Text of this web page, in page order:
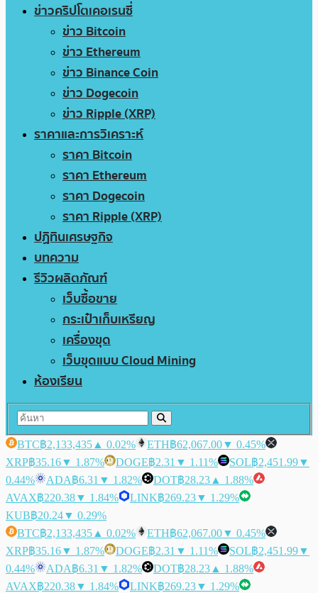
ข่าวคริปโตเคอเรนซี่
ข่าว Bitcoin
ข่าว Ethereum
ข่าว Binance Coin
ข่าว Dogecoin
ข่าว Ripple (XRP)
ราคาและการวิเคราะห์
ราคา Bitcoin
ราคา Ethereum
ราคา Dogecoin
ราคา Ripple (XRP)
ปฏิทินเศรษฐกิจ
บทความ
รีวิวผลิตภัณฑ์
เว็บซื้อขาย
กระเป๋าเก็บเหรียญ
เครื่องขุด
เว็บขุดแบบ Cloud Mining
ห้องเรียน
BTC฿2,133,435 ▲ 0.02% ETH฿62,067.00▼ 0.45%
XRP฿35.16▼ 1.87% DOGE฿2.31 ▼ 1.11% SOL฿2,451.99▼
0.44%
ADA฿6.31 ▼ 1.82% DOT฿28.23 ▲ 1.88%
AVAX฿220.38▼ 1.84% LINK฿269.23▼ 1.29%
KUB฿20.24▼ 0.29%
BTC฿2,133,435 ▲ 0.02% ETH฿62,067.00▼ 0.45%
XRP฿35.16▼ 1.87% DOGE฿2.31 ▼ 1.11% SOL฿2,451.99▼
0.44%
ADA฿6.31 ▼ 1.82% DOT฿28.23 ▲ 1.88%
AVAX฿220.38▼ 1.84% LINK฿269.23▼ 1.29%